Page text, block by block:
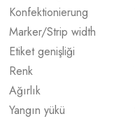
Konfektionierung
Marker/Strip width
Etiket genişliği
Renk
Ağırlık
Yangın yükü